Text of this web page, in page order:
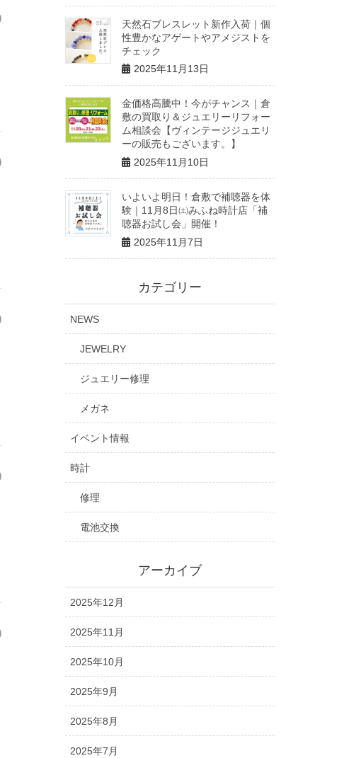
天然石ブレスレット新作入荷｜個
性豊かなアゲートやアメジストを
チェック
2025年11月13日
金価格高騰中！今がチャンス｜倉
敷の買取り＆ジュエリーリフォー
ム相談会【ヴィンテージジュエリ
ーの販売もございます。】
2025年11月10日
いよいよ明日！倉敷で補聴器を体
験｜11月8日㈯みふね時計店「補
聴器お試し会」開催！
2025年11月7日
カテゴリー
NEWS
JEWELRY
ジュエリー修理
メガネ
イベント情報
時計
修理
電池交換
アーカイブ
2025年12月
2025年11月
2025年10月
2025年9月
2025年8月
2025年7月